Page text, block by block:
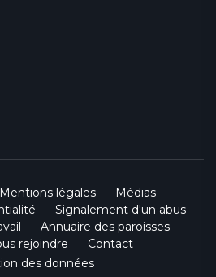
Mentions légales
Médias
Signalement d'un abus
Annuaire des paroisses
rejoindre
Contact
des données